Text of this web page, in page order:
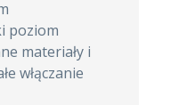
poziom
materiały i
włączanie